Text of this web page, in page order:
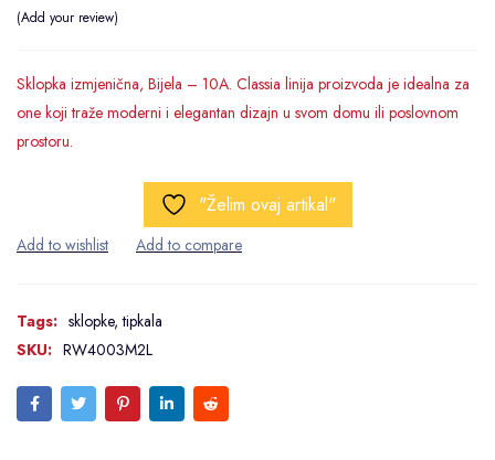
Add your review
Sklopka izmjenična, Bijela – 10A. Classia linija proizvoda je idealna za
one koji traže moderni i elegantan dizajn u svom domu ili poslovnom
prostoru.
"Želim ovaj artikal"
Tags: sklopke,tipkala
SKU: RW4003M2L